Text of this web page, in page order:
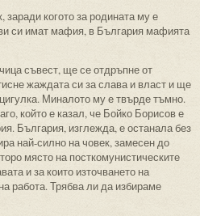
заради когото за родината му е
си имат мафия, в България мафията
съвест, ще се отдръпне от
жаждата си за слава и власт и ще
Миналото му е твърде тъмно.
който е казал, че Бойко Борисов е
България, изглежда, е останала без
най-силно на човек, замесен до
място на посткомунистическите
и за които източването на
работа. Трябва ли да избираме